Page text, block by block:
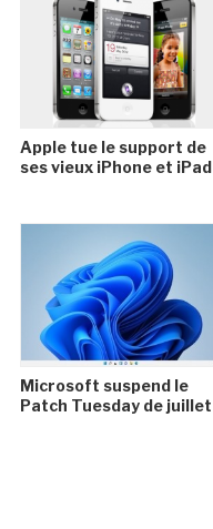
Apple tue le support de
ses vieux iPhone et iPad
Microsoft suspend le
Patch Tuesday de juillet